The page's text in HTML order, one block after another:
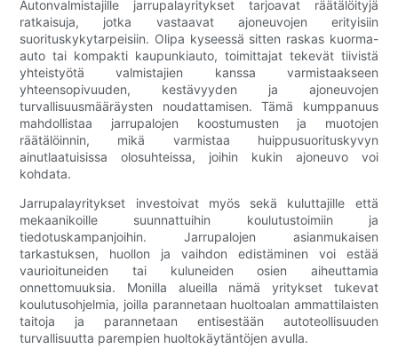
Autonvalmistajille jarrupalayritykset tarjoavat räätälöityjä
ratkaisuja, jotka vastaavat ajoneuvojen erityisiin
suorituskykytarpeisiin. Olipa kyseessä sitten raskas kuorma-
auto tai kompakti kaupunkiauto, toimittajat tekevät tiivistä
yhteistyötä valmistajien kanssa varmistaakseen
yhteensopivuuden, kestävyyden ja ajoneuvojen
turvallisuusmääräysten noudattamisen. Tämä kumppanuus
mahdollistaa jarrupalojen koostumusten ja muotojen
räätälöinnin, mikä varmistaa huippusuorituskyvyn
ainutlaatuisissa olosuhteissa, joihin kukin ajoneuvo voi
kohdata.
Jarrupalayritykset investoivat myös sekä kuluttajille että
mekaanikoille suunnattuihin koulutustoimiin ja
tiedotuskampanjoihin. Jarrupalojen asianmukaisen
tarkastuksen, huollon ja vaihdon edistäminen voi estää
vaurioituneiden tai kuluneiden osien aiheuttamia
onnettomuuksia. Monilla alueilla nämä yritykset tukevat
koulutusohjelmia, joilla parannetaan huoltoalan ammattilaisten
taitoja ja parannetaan entisestään autoteollisuuden
turvallisuutta parempien huoltokäytäntöjen avulla.